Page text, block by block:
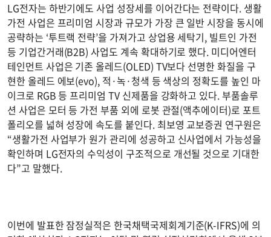
LG전자는 하반기에도 사업 성장세를 이어간다는 전략이다. 생활
가전 사업은 프리미엄 시장과 규모가 가장 큰 일반 시장을 동시에
공략하는 ‘투트랙 전략’을 가져가고 상업용 세탁기, 빌트인 가전
등 기업간거래(B2B) 사업도 계속 확대하기로 했다. 미디어엔터
테인먼트 사업은 기존 올레드(OLED) TV보다 선명한 화질을 구
현한 올레드 에보(evo), 적·녹·청색 등 색상의 정확도를 높인 마
이크로 RGB 등 프리미엄 TV 신제품을 강화하고 있다. 부품솔루
션 사업은 모터 등 가전 부품 외에 로봇 관절(액추에이터)로 포트
폴리오를 넓혀 성장에 속도를 붙인다. 최보영 교보증권 연구원은
“생활가전 사업부가 원가 관리에 성공하고 신사업에서 가능성을
확인하며 LG전자의 수익성이 구조적으로 개선될 것으로 기대한
다”고 말했다.
이번에 발표한 잠정실적은 한국채택국제회계기준(K-IFRS)에 의